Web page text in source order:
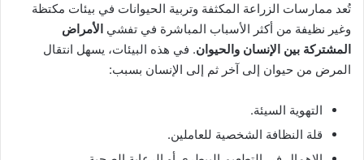
تُعد ممارسات الزراعة المكثفة وتربية الحيوانات في بيئات مكتظة
وغير نظيفة من أكثر الأسباب المباشرة في تفشي الأمراض
المشتركة بين الإنسان والحيوان. في هذه البيئات، يسهل انتقال
المرض من حيوان إلى آخر ثم إلى الإنسان بسبب:
التهوية السيئة.
قلة النظافة الشخصية للعاملين.